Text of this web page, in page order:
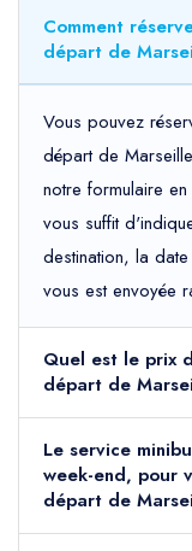
Comment
départ de
Vous pouvez
départ de
notre formulaire
vous suffit
destination, la
vous est envoyée
Quel est le prix
départ de
Le service
week-end, pour
départ de